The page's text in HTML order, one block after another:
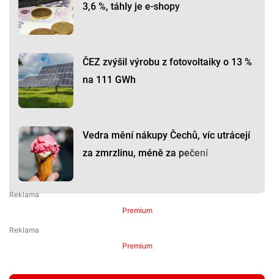
3,6 %, táhly je e-shopy
ČEZ zvýšil výrobu z fotovoltaiky o 13 %
na 111 GWh
Vedra mění nákupy Čechů, víc utrácejí
za zmrzlinu, méně za pečení
Premium
Premium